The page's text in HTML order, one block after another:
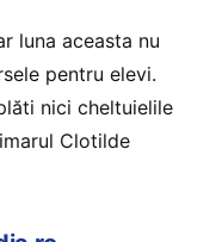
luna aceasta nu
pentru elevi.
nici cheltuielile
Clotilde